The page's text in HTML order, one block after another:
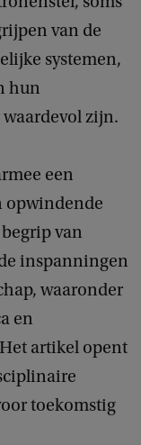
van de
systemen,
hun
zijn.
een
opwindende
van
inspanningen
waaronder
en
artikel opent
toekomstig